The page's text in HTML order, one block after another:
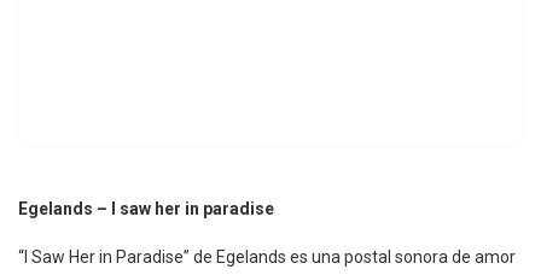
Egelands – I saw her in paradise
“I Saw Her in Paradise” de Egelands es una postal sonora de amor